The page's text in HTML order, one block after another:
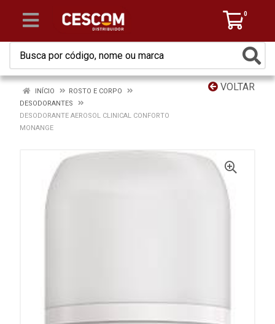
0
VOLTAR
INÍCIO
ROSTO E CORPO
DESODORANTES
DESODORANTE AEROSOL CLINICAL CONFORTO
MONANGE